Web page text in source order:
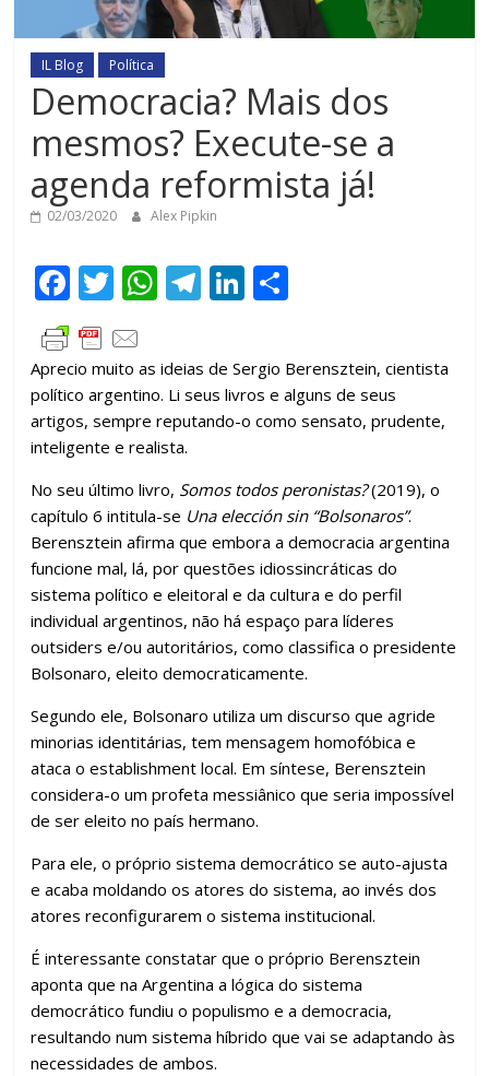
IL Blog Política
Democracia? Mais dos
mesmos? Execute-se a
agenda reformista já!
02/03/2020 Alex Pipkin
F
ac
e
b
o
o
k
T
w
itt
er
W
at
s
A
p
p
T
e
gr
a
Li
e
dI
m
p
ar
h
ar
Aprecio muito as ideias de Sergio Berensztein, cientista
político argentino. Li seus livros e alguns de seus
artigos, sempre reputando-o como sensato, prudente,
inteligente e realista.
No seu último livro, Somos todos peronistas?(2019), o
capítulo 6 intitula-se Una elección sin “Bolsonaros”.
Berensztein afirma que embora a democracia argentina
funcione mal, lá, por questões idiossincráticas do
sistema político e eleitoral e da cultura e do perfil
individual argentinos, não há espaço para líderes
outsiders e/ou autoritários, como classifica o presidente
Bolsonaro, eleito democraticamente.
Segundo ele, Bolsonaro utiliza um discurso que agride
minorias identitárias, tem mensagem homofóbica e
ataca o establishment local. Em síntese, Berensztein
considera-o um profeta messiânico que seria impossível
de ser eleito no país hermano.
Para ele, o próprio sistema democrático se auto-ajusta
e acaba moldando os atores do sistema, ao invés dos
atores reconfigurarem o sistema institucional.
É interessante constatar que o próprio Berensztein
aponta que na Argentina a lógica do sistema
democrático fundiu o populismo e a democracia,
resultando num sistema híbrido que vai se adaptando às
necessidades de ambos.